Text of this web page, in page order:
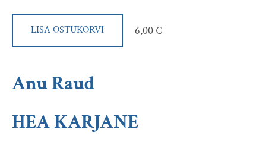
LISA OSTUKORVI 6,00 €
Anu Raud
HEA KARJANE